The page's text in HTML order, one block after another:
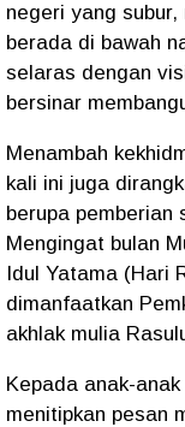
negeri yang
berada di bawah
selaras dengan
bersinar
Menambah
kali ini juga
berupa pemberian
Mengingat bulan
Idul Yatama (Hari
dimanfaatkan
akhlak mulia
Kepada anak-
menitipkan pesan